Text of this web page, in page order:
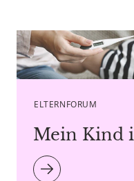
Copyright agency
ELTERNFORUM
Mein Kind